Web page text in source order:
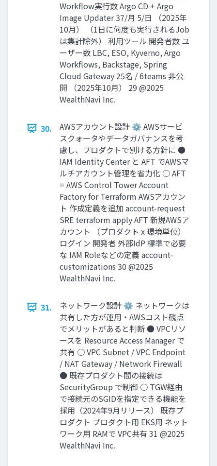
Workﬂow実⾏数 Argo CD + Argo
Image Updater 37/⽉ 5/⽇ （2025年
10⽉） （1⽇に何度も実⾏されるJob
は集計除外） 利⽤ツール 開発者数 ユ
ーザー数 LBC, ESO, Kyverno, Argo
Workﬂows, Backstage, Spring
Cloud Gateway 25名 / 6teams ⾮公
開 （2025年10⽉） 29 @2025
WealthNavi Inc.
30.
AWSアカウント設計 ⚙ AWSサービ
スクォータやデータガバナンスを考
慮し、プロダクトで別ける⽅針に ●
IAM Identity Center と AFT でAWSマ
ルチアカウント管理を省⼒化 ○ AFT
= AWS Control Tower Account
Factory for Terraform AWSアカウン
ト 作成定義を追加 account-request
SRE terraform apply AFT 新規AWSア
カウント （プロダクト x 環境単位）
ログイン 開発者 外部IdP 標準で必要
な IAM Roleなどの定義 account-
customizations 30 @2025
WealthNavi Inc.
31.
ネットワーク設計 ⚙ ネットワークは
共有した⽅が運⽤‧AWSコスト観点
でメリットがあると判断 ● VPCリソ
ースを Resource Access Manager で
共有 ○ VPC Subnet / VPC Endpoint
/ NAT Gateway / Network Firewall
● 既存プロダクト間の接続は
SecurityGroup で制御 ○ TGW経由
で接続元のSGIDを指定できる機能を
採⽤（2024年9⽉リリース） 既存プ
ロダクト プロダクト用 EKS用 ネット
ワーク用 RAMで VPC共有 31 @2025
WealthNavi Inc.